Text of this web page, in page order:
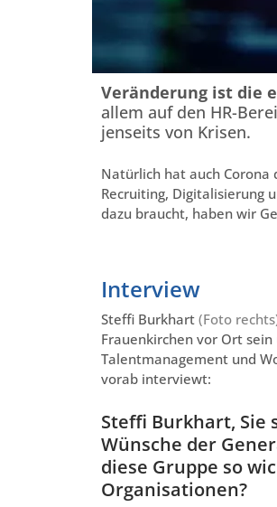
Veränderung ist die
allem auf den HR-
jenseits von Krisen.
Natürlich hat auch
Recruiting, Digitalisierung
dazu braucht, haben wir
Interview
Steffi Burkhart (Foto
Frauenkirchen vor Ort
Talentmanagement und
vorab interviewt:
Steffi Burkhart, Sie
Wünsche der
diese Gruppe so
Organisationen?